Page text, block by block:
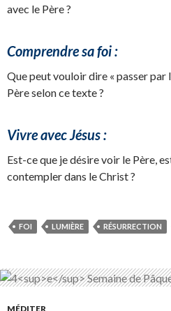
avec le Père ?
Comprendre sa foi :
Que peut vouloir dire « passer par
Père selon ce texte ?
Vivre avec Jésus :
Est-ce que je désire voir le Père,
contempler dans le Christ ?
FOI LUMIÈRE RÉSURRECTION
MÉDITER